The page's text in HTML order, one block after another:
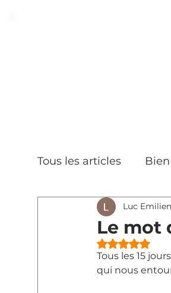
Tous les articles
Le mot
Luc Emilien
Noté NaN
Tous les 15
qui nous